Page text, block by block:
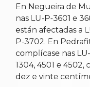
En Negueira de
nas LU-P-3601 e
están afectadas a
P-3702. En
complícase nas
1304, 4501 e
dez e vinte